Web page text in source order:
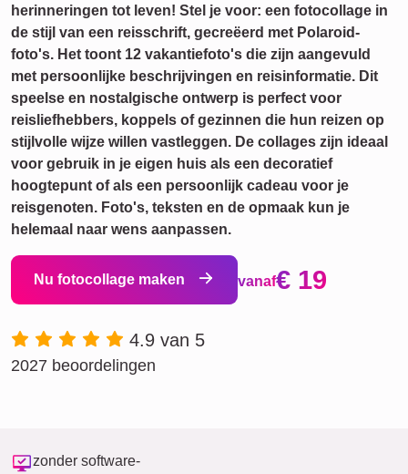
herinneringen tot leven! Stel je voor: een fotocollage in
de stijl van een reisschrift, gecreëerd met Polaroid-
foto's. Het toont 12 vakantiefoto's die zijn aangevuld
met persoonlijke beschrijvingen en reisinformatie. Dit
speelse en nostalgische ontwerp is perfect voor
reisliefhebbers, koppels of gezinnen die hun reizen op
stijlvolle wijze willen vastleggen. De collages zijn ideaal
voor gebruik in je eigen huis als een decoratief
hoogtepunt of als een persoonlijk cadeau voor je
reisgenoten. Foto's, teksten en de opmaak kun je
helemaal naar wens aanpassen.
Nu fotocollage maken vanaf€ 19
4.9 van 5
2027 beoordelingen
zonder software-